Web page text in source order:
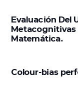
Evaluación Del
Metacognitivas
Matemática.
Colour-bias